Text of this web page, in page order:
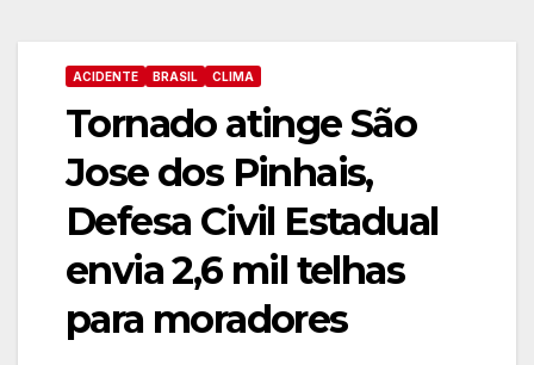
ACIDENTE BRASIL CLIMA
Tornado atinge São
Jose dos Pinhais,
Defesa Civil Estadual
envia 2,6 mil telhas
para moradores